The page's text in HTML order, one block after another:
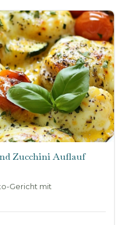
Zucchini Auflauf
Gericht mit